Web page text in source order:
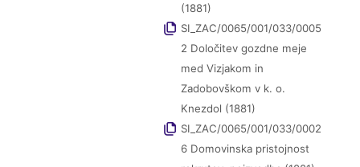
(1881)
SI_ZAC/0065/001/033/0005
2 Določitev gozdne meje
med Vizjakom in
Zadobovškom v k. o.
Knezdol (1881)
SI_ZAC/0065/001/033/0002
6 Domovinska pristojnost